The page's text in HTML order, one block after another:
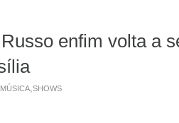
enfim volta a
MÚSICA SHOWS